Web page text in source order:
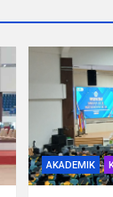
AKADEMIK